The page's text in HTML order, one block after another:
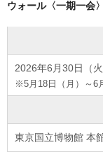
ウォール〈一期一会〉
2026年6月30日（火
※5月18日（月）～6
東京国立博物館 本